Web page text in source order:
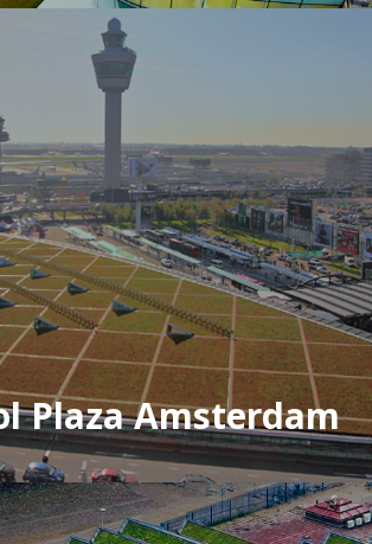
Plaza Amsterdam